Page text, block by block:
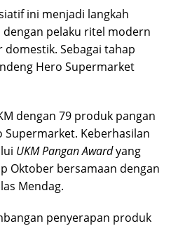
ini menjadi langkah
pelaku ritel modern
Sebagai tahap
Hero Supermarket
dengan 79 produk pangan
Keberhasilan
UKM Pangan Awardyang
Oktober bersamaan dengan
Mendag.
penyerapan produk